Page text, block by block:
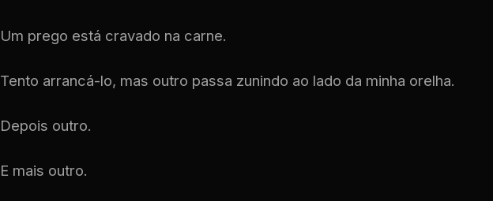
Um prego está cravado na carne.
Tento arrancá-lo, mas outro passa zunindo ao lado da minha orelha.
Depois outro.
E mais outro.